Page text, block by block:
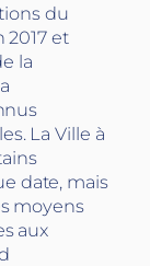
du
2017 et
la
La Ville à
date, mais
moyens
aux